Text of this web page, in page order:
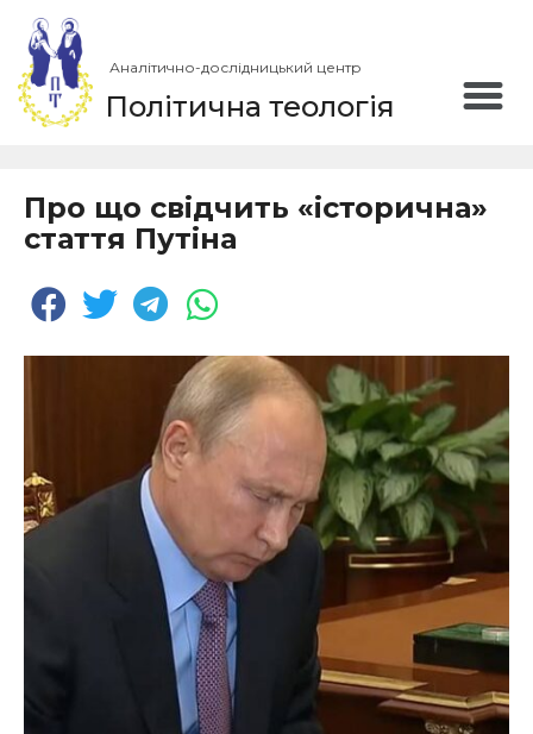
Аналітично-дослідницький центр
Політична теологія
Про що свідчить «історична»
стаття Путіна